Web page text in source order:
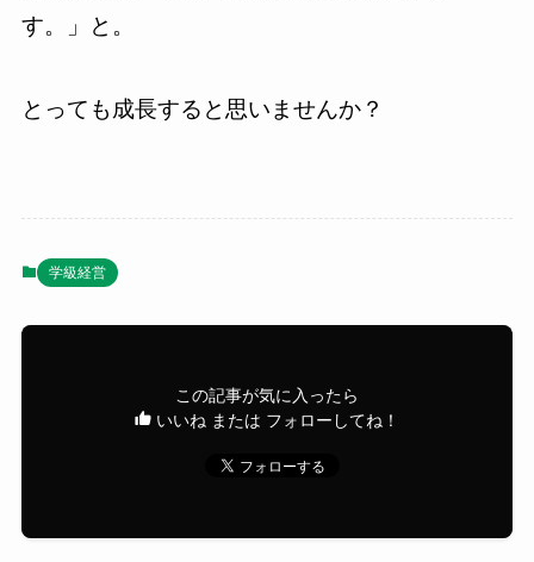
す。」と。
とっても成長すると思いませんか？
学級経営
この記事が気に入ったら
いいね または フォローしてね！